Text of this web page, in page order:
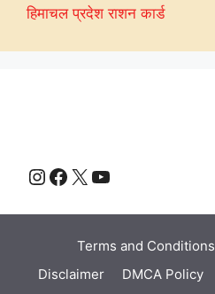
हिमाचल प्रदेश राशन कार्ड
Instagram
Facebook
X YouTube
Terms and Conditions
Disclaimer
DMCA Policy